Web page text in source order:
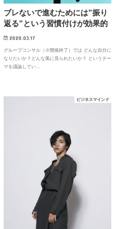
ブレないで進むためには”振り
返る”という習慣付けが効果的
2020.03.17
グループコンサル（※開催終了）では どんな自分に
なりたいか？どんな風に見られたいか？ というテー
マを議論してい…
ビジネスマインド